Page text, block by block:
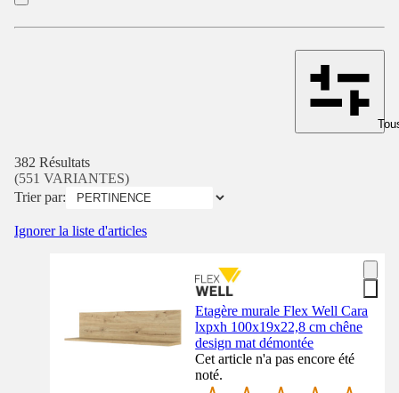
382 Résultats
(551 VARIANTES)
Trier par:
Ignorer la liste d'articles
Etagère murale Flex Well Cara
lxpxh 100x19x22,8 cm chêne
design mat démontée
Cet article n'a pas encore été
noté.